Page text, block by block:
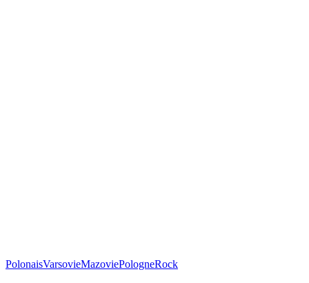
PolonaisVarsovieMazoviePologneRock